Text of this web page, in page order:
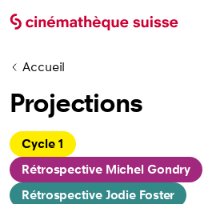
Accueil
Projections
Cycles
Cycle 1
Rétrospective Michel Gondry
Rétrospective Jodie Foster